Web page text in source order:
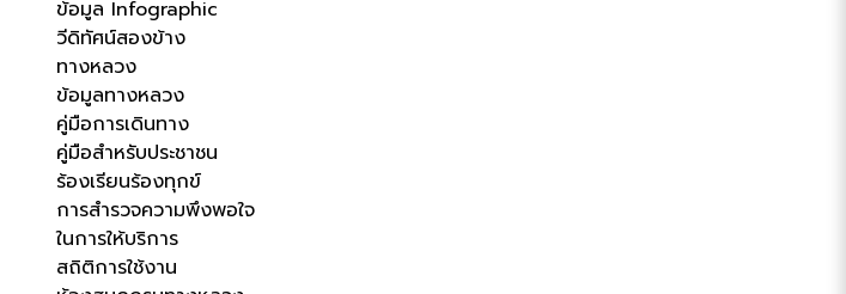
ข้อมูล Infographic
วีดิทัศน์สองข้าง
ทางหลวง
ข้อมูลทางหลวง
คู่มือการเดินทาง
คู่มือสำหรับประชาชน
ร้องเรียนร้องทุกข์
การสำรวจความพึงพอใจ
ในการให้บริการ
สถิติการใช้งาน